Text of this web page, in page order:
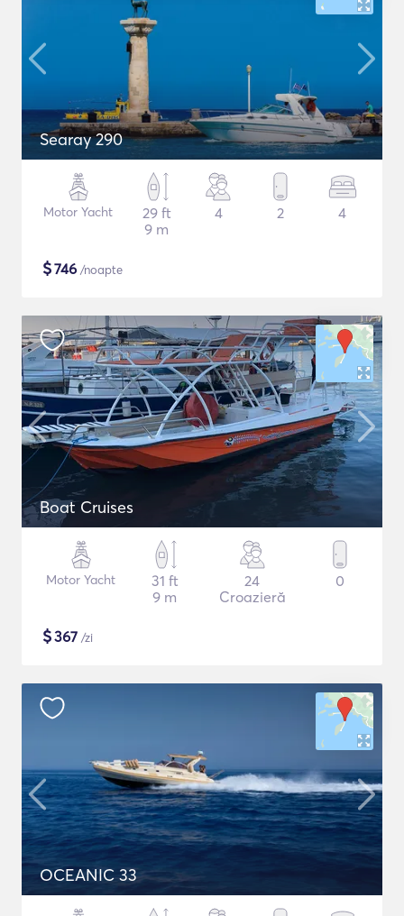
Searay 290
Motor Yacht
29 ft
9 m
4 2 4
$746 /noapte
Boat Cruises
Motor Yacht
31 ft
9 m
24
Croazieră
0
$367 /zi
OCEANIC 33